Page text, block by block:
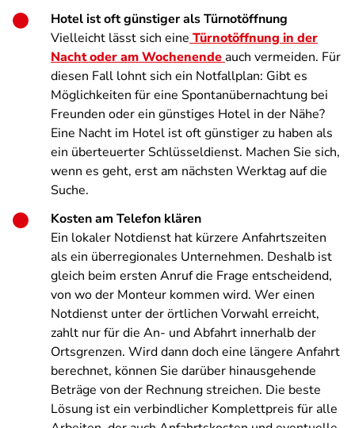
Hotel ist oft günstiger als Türnotöffnung
Vielleicht lässt sich eine Türnotöffnung in der
Nacht oder am Wochenendeauch vermeiden. Für
diesen Fall lohnt sich ein Notfallplan: Gibt es
Möglichkeiten für eine Spontanübernachtung bei
Freunden oder ein günstiges Hotel in der Nähe?
Eine Nacht im Hotel ist oft günstiger zu haben als
ein überteuerter Schlüsseldienst. Machen Sie sich,
wenn es geht, erst am nächsten Werktag auf die
Suche.
Kosten am Telefon klären
Ein lokaler Notdienst hat kürzere Anfahrtszeiten
als ein überregionales Unternehmen. Deshalb ist
gleich beim ersten Anruf die Frage entscheidend,
von wo der Monteur kommen wird. Wer einen
Notdienst unter der örtlichen Vorwahl erreicht,
zahlt nur für die An- und Abfahrt innerhalb der
Ortsgrenzen. Wird dann doch eine längere Anfahrt
berechnet, können Sie darüber hinausgehende
Beträge von der Rechnung streichen. Die beste
Lösung ist ein verbindlicher Komplettpreis für alle